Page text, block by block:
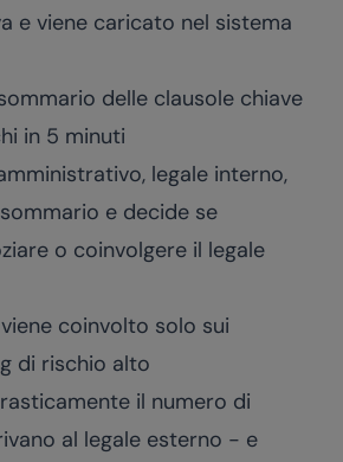
e viene caricato nel sistema
delle clausole chiave
in 5 minuti
legale interno,
e decide se
o coinvolgere il legale
coinvolto solo sui
di rischio alto
il numero di
al legale esterno - e